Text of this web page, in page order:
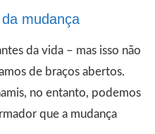
mudança
da vida – mas isso não
de braços abertos.
no entanto, podemos
que a mudança